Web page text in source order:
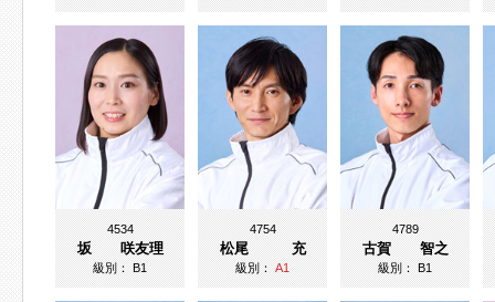
4534
坂 咲友理
級別：B1
4754
松尾 充
級別：A1
4789
古賀 智之
級別：B1